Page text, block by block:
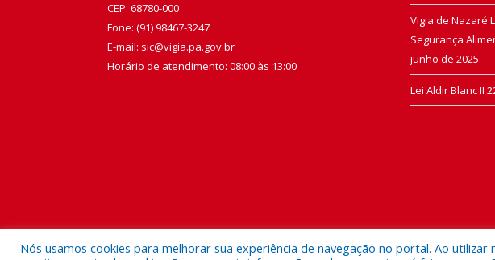
CEP: 68780-000
Fone: (91) 98467-3247
E-mail: sic@vigia.pa.gov.br
Horário de atendimento: 08:00 às 13:00
Vigia de Nazaré
Segurança
junho de 2025
Lei Aldir Blanc II
Nós usamos cookies para melhorar sua experiência de navegação no portal. Ao